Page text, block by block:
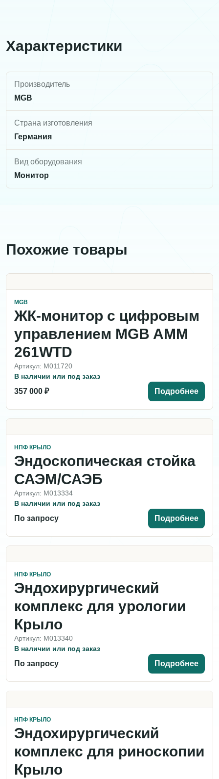
Характеристики
Производитель
MGB
Страна изготовления
Германия
Вид оборудования
Монитор
Похожие товары
MGB
ЖК-монитор с цифровым
управлением MGB AMM
261WTD
Артикул: M011720
В наличии или под заказ
357 000 ₽ Подробнее
НПФ КРЫЛО
Эндоскопическая стойка
САЭМ/САЭБ
Артикул: M013334
В наличии или под заказ
По запросу Подробнее
НПФ КРЫЛО
Эндохирургический
комплекс для урологии
Крыло
Артикул: M013340
В наличии или под заказ
По запросу Подробнее
НПФ КРЫЛО
Эндохирургический
комплекс для риноскопии
Крыло